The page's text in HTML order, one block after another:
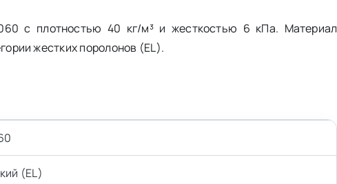
с плотностью 40 кг/м³ и жесткостью 6 кПа. Материал
жестких поролонов (EL).
(EL)